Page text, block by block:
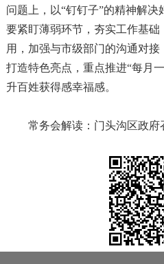
问题上，以“钉钉子”的精神解决
要紧盯薄弱环节，夯实工作基
用，加强与市级部门的沟通对
打造特色亮点，重点推进“每月
升百姓获得感幸福感。
常务会解读： 门头沟区政府